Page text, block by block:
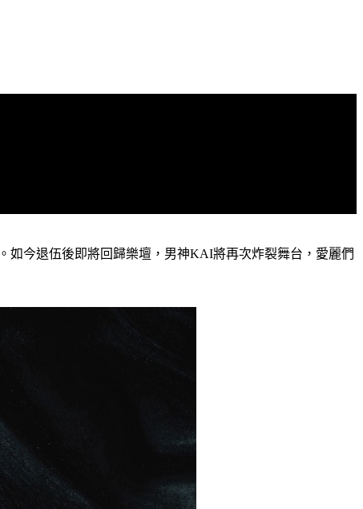
如今退伍後即將回歸樂壇，男神KAI將再次炸裂舞台，愛麗們